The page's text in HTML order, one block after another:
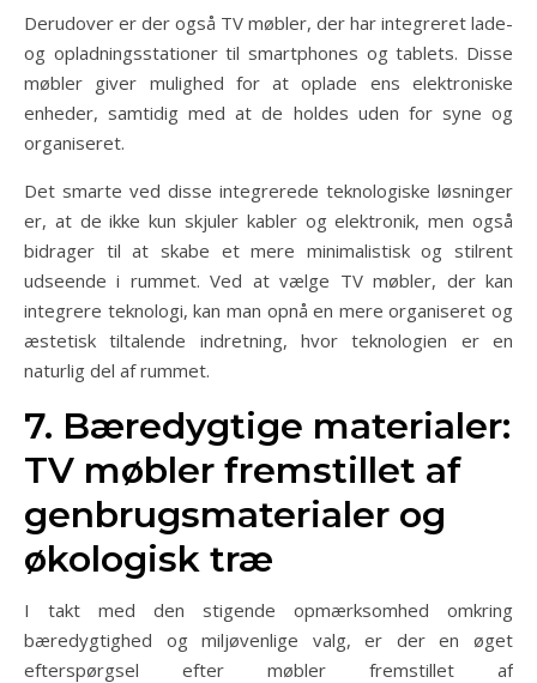
Derudover er der også TV møbler, der har integreret lade-
og opladningsstationer til smartphones og tablets. Disse
møbler giver mulighed for at oplade ens elektroniske
enheder, samtidig med at de holdes uden for syne og
organiseret.
Det smarte ved disse integrerede teknologiske løsninger
er, at de ikke kun skjuler kabler og elektronik, men også
bidrager til at skabe et mere minimalistisk og stilrent
udseende i rummet. Ved at vælge TV møbler, der kan
integrere teknologi, kan man opnå en mere organiseret og
æstetisk tiltalende indretning, hvor teknologien er en
naturlig del af rummet.
7. Bæredygtige materialer:
TV møbler fremstillet af
genbrugsmaterialer og
økologisk træ
I takt med den stigende opmærksomhed omkring
bæredygtighed og miljøvenlige valg, er der en øget
efterspørgsel efter møbler fremstillet af